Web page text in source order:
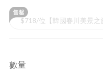
$718/位【韓國春川美景之
數量